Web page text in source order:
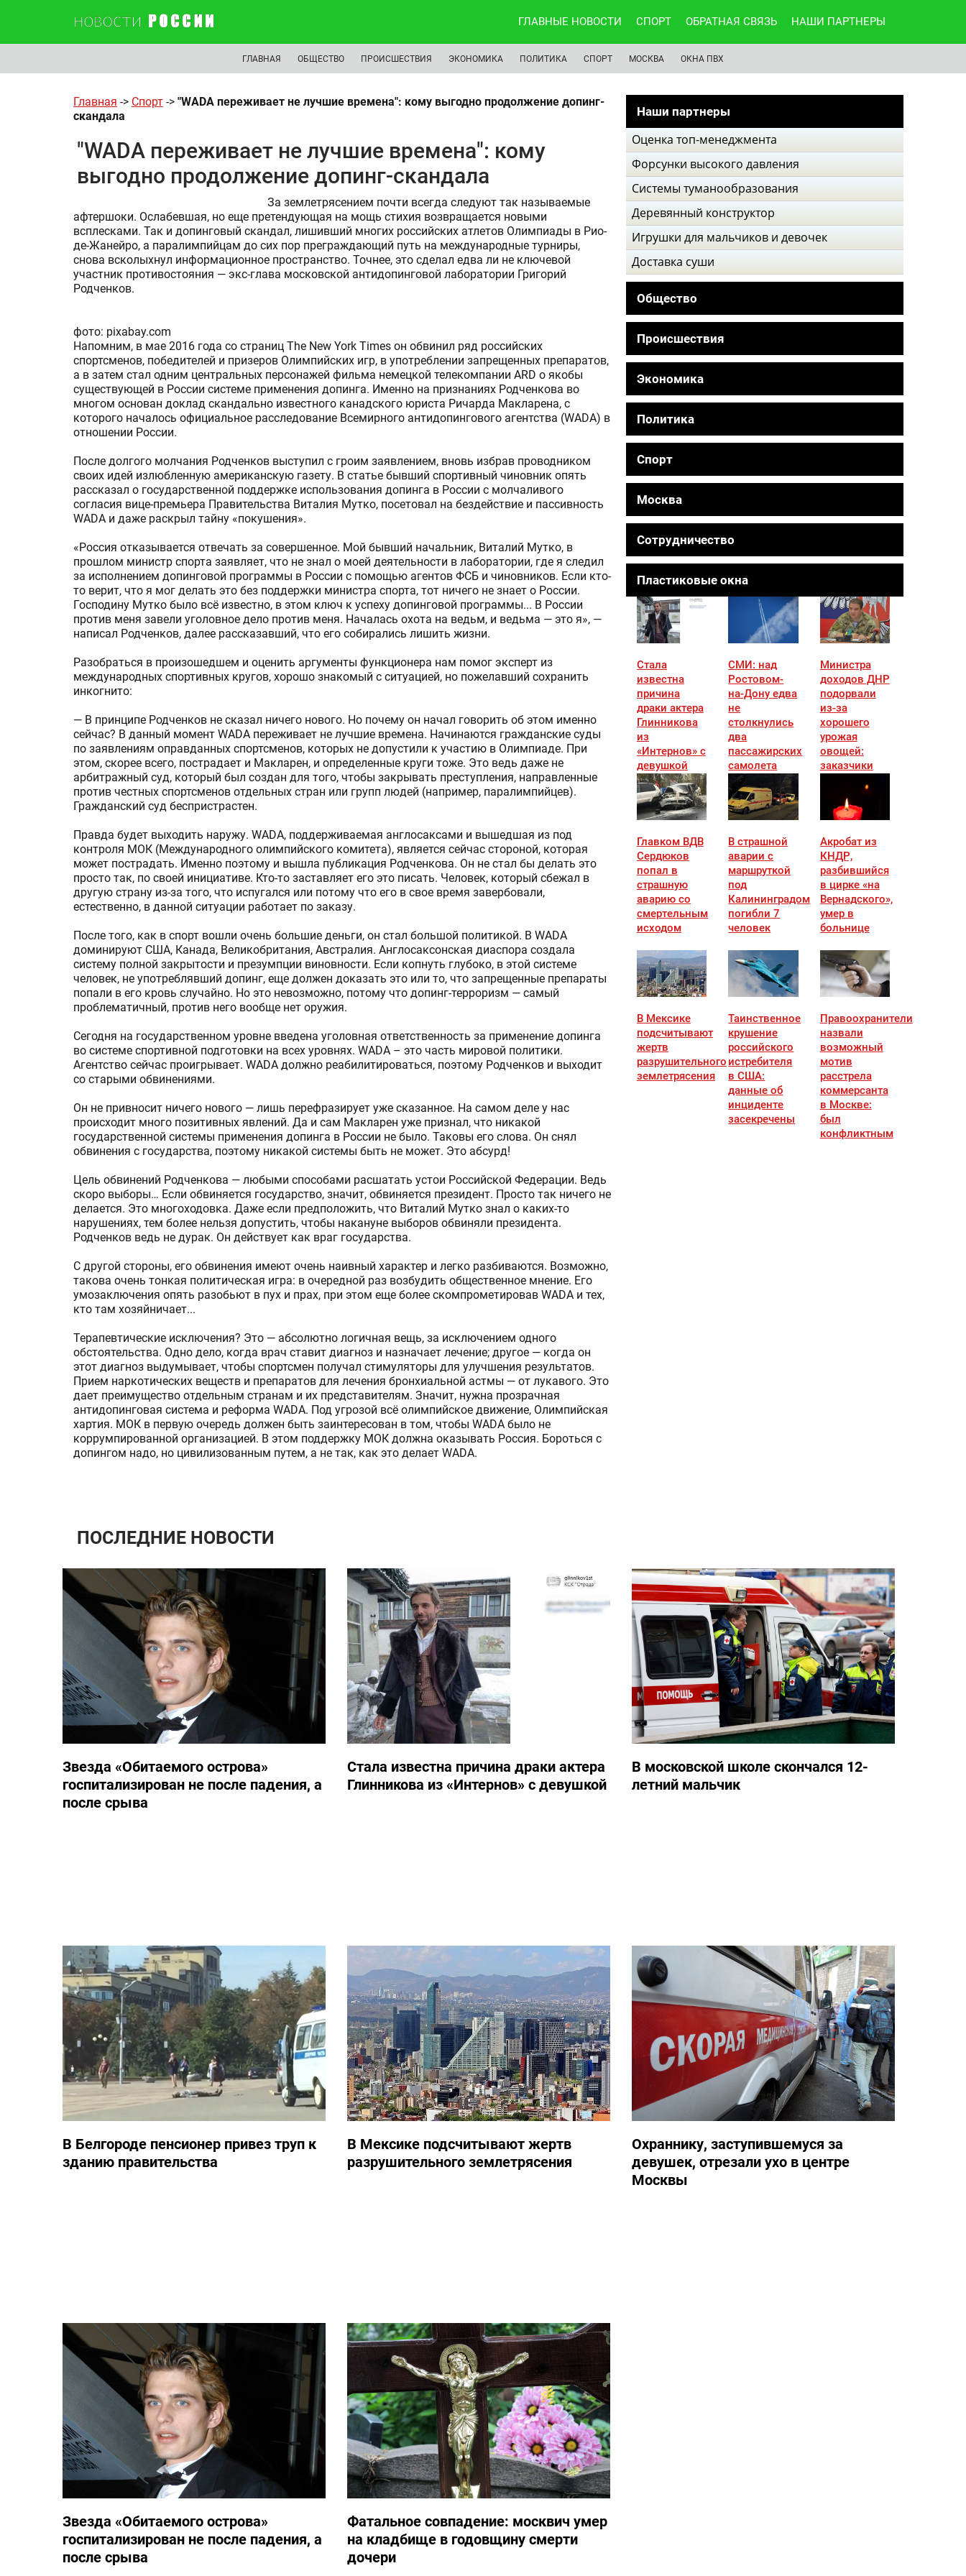
ГЛАВНЫЕ НОВОСТИ СПОРТ ОБРАТНАЯ СВЯЗЬ НАШИ ПАРТНЕРЫ
ГЛАВНАЯ ОБЩЕСТВО ПРОИСШЕСТВИЯ ЭКОНОМИКА ПОЛИТИКА СПОРТ МОСКВА ОКНА ПВХ
Главная -> Спорт -> "WADA переживает не лучшие времена": кому выгодно продолжение допинг-
скандала
"WADA переживает не лучшие времена": кому
выгодно продолжение допинг-скандала
За землетрясением почти всегда следуют так называемые
афтершоки. Ослабевшая, но еще претендующая на мощь стихия возвращается новыми
всплесками. Так и допинговый скандал, лишивший многих российских атлетов Олимпиады в Рио-
де-Жанейро, а паралимпийцам до сих пор преграждающий путь на международные турниры,
снова всколыхнул информационное пространство. Точнее, это сделал едва ли не ключевой
участник противостояния — экс-глава московской антидопинговой лаборатории Григорий
Родченков.
фото: pixabay.com
Напомним, в мае 2016 года со страниц The New York Times он обвинил ряд российских
спортсменов, победителей и призеров Олимпийских игр, в употреблении запрещенных препаратов,
а в затем стал одним центральных персонажей фильма немецкой телекомпании ARD о якобы
существующей в России системе применения допинга. Именно на признаниях Родченкова во
многом основан доклад скандально известного канадского юриста Ричарда Макларена, с
которого началось официальное расследование Всемирного антидопингового агентства (WADA) в
отношении России.
После долгого молчания Родченков выступил с гроим заявлением, вновь избрав проводником
своих идей излюбленную американскую газету. В статье бывший спортивный чиновник опять
рассказал о государственной поддержке использования допинга в России с молчаливого
согласия вице-премьера Правительства Виталия Мутко, посетовал на бездействие и пассивность
WADA и даже раскрыл тайну «покушения».
«Россия отказывается отвечать за совершенное. Мой бывший начальник, Виталий Мутко, в
прошлом министр спорта заявляет, что не знал о моей деятельности в лаборатории, где я следил
за исполнением допинговой программы в России с помощью агентов ФСБ и чиновников. Если кто-
то верит, что я мог делать это без поддержки министра спорта, тот ничего не знает о России.
Господину Мутко было всё известно, в этом ключ к успеху допинговой программы... В России
против меня завели уголовное дело против меня. Началась охота на ведьм, и ведьма — это я», —
написал Родченков, далее рассказавший, что его собирались лишить жизни.
Разобраться в произошедшем и оценить аргументы функционера нам помог эксперт из
международных спортивных кругов, хорошо знакомый с ситуацией, но пожелавший сохранить
инкогнито:
— В принципе Родченков не сказал ничего нового. Но почему он начал говорить об этом именно
сейчас? В данный момент WADA переживает не лучшие времена. Начинаются гражданские суды
по заявлениям оправданных спортсменов, которых не допустили к участию в Олимпиаде. При
этом, скорее всего, пострадает и Макларен, и определенные круги тоже. Это ведь даже не
арбитражный суд, который был создан для того, чтобы закрывать преступления, направленные
против честных спортсменов отдельных стран или групп людей (например, паралимпийцев).
Гражданский суд беспристрастен.
Правда будет выходить наружу. WADA, поддерживаемая англосаксами и вышедшая из под
контроля МОК (Международного олимпийского комитета), является сейчас стороной, которая
может пострадать. Именно поэтому и вышла публикация Родченкова. Он не стал бы делать это
просто так, по своей инициативе. Кто-то заставляет его это писать. Человек, который сбежал в
другую страну из-за того, что испугался или потому что его в свое время завербовали,
естественно, в данной ситуации работает по заказу.
После того, как в спорт вошли очень большие деньги, он стал большой политикой. В WADA
доминируют США, Канада, Великобритания, Австралия. Англосаксонская диаспора создала
систему полной закрытости и презумпции виновности. Если копнуть глубоко, в этой системе
человек, не употреблявший допинг, еще должен доказать это или то, что запрещенные препараты
попали в его кровь случайно. Но это невозможно, потому что допинг-терроризм — самый
проблематичный, против него вообще нет оружия.
Сегодня на государственном уровне введена уголовная ответственность за применение допинга
во системе спортивной подготовки на всех уровнях. WADA – это часть мировой политики.
Агентство сейчас проигрывает. WADA должно реабилитироваться, поэтому Родченков и выходит
со старыми обвинениями.
Он не привносит ничего нового — лишь перефразирует уже сказанное. На самом деле у нас
происходит много позитивных явлений. Да и сам Макларен уже признал, что никакой
государственной системы применения допинга в России не было. Таковы его слова. Он снял
обвинения с государства, поэтому никакой системы быть не может. Это абсурд!
Цель обвинений Родченкова — любыми способами расшатать устои Российской Федерации. Ведь
скоро выборы… Если обвиняется государство, значит, обвиняется президент. Просто так ничего не
делается. Это многоходовка. Даже если предположить, что Виталий Мутко знал о каких-то
нарушениях, тем более нельзя допустить, чтобы накануне выборов обвиняли президента.
Родченков ведь не дурак. Он действует как враг государства.
С другой стороны, его обвинения имеют очень наивный характер и легко разбиваются. Возможно,
такова очень тонкая политическая игра: в очередной раз возбудить общественное мнение. Его
умозаключения опять разобьют в пух и прах, при этом еще более скомпрометировав WADA и тех,
кто там хозяйничает...
Терапевтические исключения? Это — абсолютно логичная вещь, за исключением одного
обстоятельства. Одно дело, когда врач ставит диагноз и назначает лечение; другое — когда он
этот диагноз выдумывает, чтобы спортсмен получал стимуляторы для улучшения результатов.
Прием наркотических веществ и препаратов для лечения бронхиальной астмы — от лукавого. Это
дает преимущество отдельным странам и их представителям. Значит, нужна прозрачная
антидопинговая система и реформа WADA. Под угрозой всё олимпийское движение, Олимпийская
хартия. МОК в первую очередь должен быть заинтересован в том, чтобы WADA было не
коррумпированной организацией. В этом поддержку МОК должна оказывать Россия. Бороться с
допингом надо, но цивилизованным путем, а не так, как это делает WADA.
Наши партнеры
Оценка топ-менеджмента
Форсунки высокого давления
Системы туманообразования
Деревянный конструктор
Игрушки для мальчиков и девочек
Доставка суши
Общество
Происшествия
Экономика
Политика
Спорт
Москва
Сотрудничество
Пластиковые окна
Стала
известна
причина
драки актера
Глинникова
из
«Интернов» с
девушкой
СМИ: над
Ростовом-
на-Дону едва
не
столкнулись
два
пассажирских
самолета
Министра
доходов ДНР
подорвали
из-за
хорошего
урожая
овощей:
заказчики
Главком ВДВ
Сердюков
попал в
страшную
аварию со
смертельным
исходом
В страшной
аварии с
маршруткой
под
Калининградом
погибли 7
человек
Акробат из
КНДР,
разбившийся
в цирке «на
Вернадского»,
умер в
больнице
В Мексике
подсчитывают
жертв
разрушительного
землетрясения
Таинственное
крушение
российского
истребителя
в США:
данные об
инциденте
засекречены
Правоохранители
назвали
возможный
мотив
расстрела
коммерсанта
в Москве:
был
конфликтным
ПОСЛЕДНИЕ НОВОСТИ
Звезда «Обитаемого острова»
госпитализирован не после падения, а
после срыва
Стала известна причина драки актера
Глинникова из «Интернов» с девушкой
В московской школе скончался 12-
летний мальчик
В Белгороде пенсионер привез труп к
зданию правительства
В Мексике подсчитывают жертв
разрушительного землетрясения
Охраннику, заступившемуся за
девушек, отрезали ухо в центре
Москвы
Звезда «Обитаемого острова»
госпитализирован не после падения, а
после срыва
Фатальное совпадение: москвич умер
на кладбище в годовщину смерти
дочери